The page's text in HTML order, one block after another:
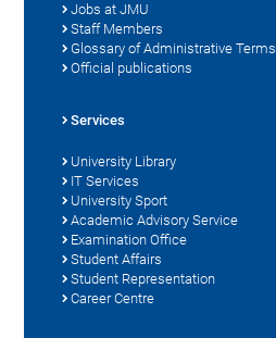
Jobs at JMU
Staff Members
Glossary of Administrative Terms
Official publications
Services
University Library
IT Services
University Sport
Academic Advisory Service
Examination Office
Student Affairs
Student Representation
Career Centre